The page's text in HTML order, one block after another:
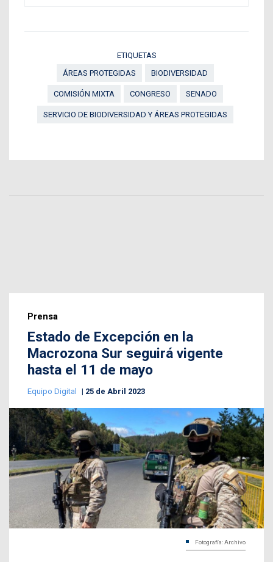
ETIQUETAS
ÁREAS PROTEGIDAS
BIODIVERSIDAD
COMISIÓN MIXTA CONGRESO SENADO
SERVICIO DE BIODIVERSIDAD Y ÁREAS PROTEGIDAS
Prensa
Estado de Excepción en la
Macrozona Sur seguirá vigente
hasta el 11 de mayo
Equipo Digital 25 de Abril 2023
Fotografía: Archivo